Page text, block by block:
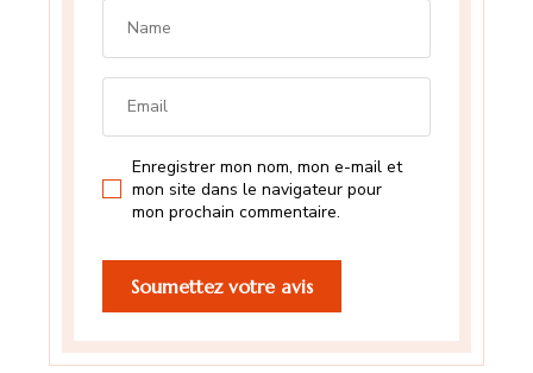
Enregistrer mon nom, mon e-mail et
mon site dans le navigateur pour
mon prochain commentaire.